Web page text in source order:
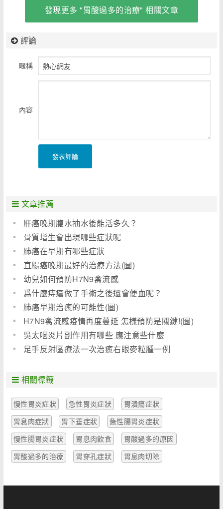
發現更多 "胃酸過多的治療" 相關文章
評論
暱稱
內容
發表評論
文章推薦
肝癌晚期腹水抽水後能活多久？
骨質增生會出現哪些症狀呢
肺癌在早期有哪些症狀
直腸癌晚期最好的治療方法(圖)
幼兒如何預防H7N9禽流感
爲什麼痔瘡做了手術之後還會便血呢？
肺癌早期治癒的可能性(圖)
H7N9禽流感疫情再度蔓延 怎樣預防是關鍵!(圖)
吳太咽炎片副作用有哪些 應注意些什麼
足手反射區療法一次治癒右眼麥粒腫一例
相關標籤
慢性胃炎症狀 急性胃炎症狀
胃潰瘍症狀
胃息肉症狀
胃下垂症狀
急性腸胃炎症狀
慢性腸胃炎症狀
胃息肉飲食
胃酸過多的原因
胃酸過多的治療
胃穿孔症狀 胃息肉切除